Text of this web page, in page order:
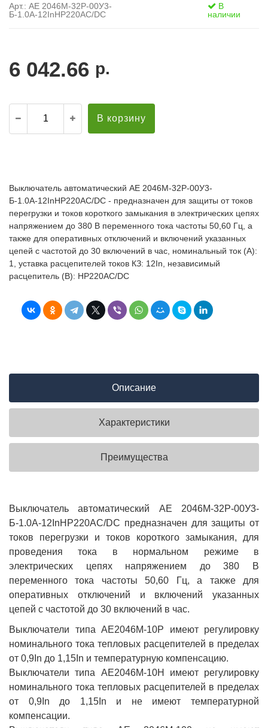
Арт.: АЕ 2046М-32Р-00У3-
Б-1.0А-12InНР220AC/DC
В
наличии
6 042.66 р.
В корзину
Выключатель автоматический АЕ 2046М-32Р-00У3-
Б-1.0А-12InНР220AC/DC - предназначен для защиты от токов
перегрузки и токов короткого замыкания в электрических цепях
напряжением до 380 В переменного тока частоты 50,60 Гц, а
также для оперативных отключений и включений указанных
цепей с частотой до 30 включений в час, номинальный ток (А):
1, уставка расцепителей токов КЗ: 12In, независимый
расцепитель (В): НР220AC/DC
Описание
Характеристики
Преимущества
Выключатель автоматический АЕ 2046М-32Р-00У3-
Б-1.0А-12InНР220AC/DC предназначен для защиты от
токов перегрузки и токов короткого замыкания, для
проведения тока в нормальном режиме в
электрических цепях напряжением до 380 В
переменного тока частоты 50,60 Гц, а также для
оперативных отключений и включений указанных
цепей с частотой до 30 включений в час.
Выключатели типа АЕ2046М-10Р имеют регулировку
номинального тока тепловых расцепителей в пределах
от 0,9In до 1,15In и температурную компенсацию.
Выключатели типа АЕ2046М-10Н имеют регулировку
номинального тока тепловых расцепителей в пределах
от 0,9In до 1,15In и не имеют температурной
компенсации.